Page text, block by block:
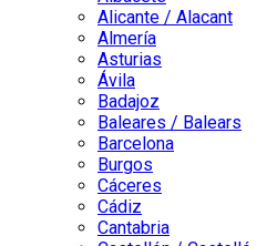
Alicante / Alacant
Almería
Asturias
Ávila
Badajoz
Baleares / Balears
Barcelona
Burgos
Cáceres
Cádiz
Cantabria